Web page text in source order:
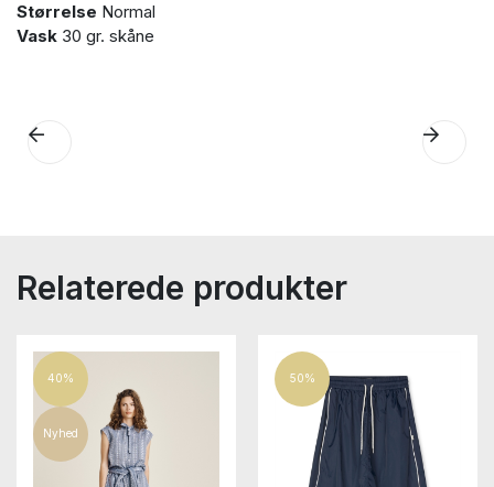
Størrelse Normal
Vask 30 gr. skåne
Relaterede produkter
40%
Nyhed
50%